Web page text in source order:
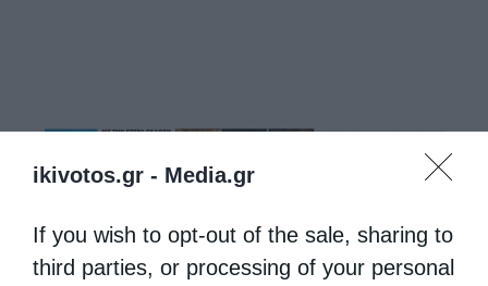
ikivotos.gr - Media.gr
If you wish to opt-out of the sale, sharing to
third parties, or processing of your personal